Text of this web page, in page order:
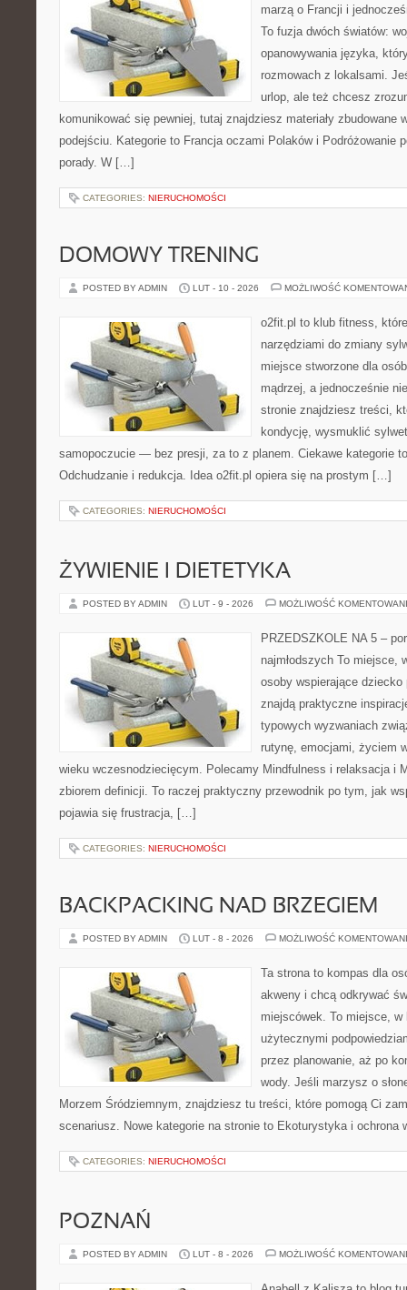
marzą o Francji i
To fuzja dwóch światów:
opanowywania języka,
rozmowach z lokalsami.
urlop, ale też chcesz
komunikować się pewniej, tutaj znajdziesz materiały zbudowane
podejściu. Kategorie to Francja oczami Polaków i Podróżowanie
porady. W […]
CATEGORIES: NIERUCHOMOŚCI
DOMOWY TRENING
POSTED BY ADMIN LUT - 10 - 2026 MOŻLIWOŚĆ
o2fit.pl to klub fitness,
narzędziami do zmiany
miejsce stworzone dla
mądrzej, a jednocześnie
stronie znajdziesz treści,
kondycję, wysmuklić
samopoczucie — bez presji, za to z planem. Ciekawe kategorie
Odchudzanie i redukcja. Idea o2fit.pl opiera się na prostym […]
CATEGORIES: NIERUCHOMOŚCI
ŻYWIENIE I DIETETYKA
POSTED BY ADMIN LUT - 9 - 2026 MOŻLIWOŚĆ
PRZEDSZKOLE NA 5 –
najmłodszych To miejsce,
osoby wspierające
znajdą praktyczne
typowych wyzwaniach
rutynę, emocjami, życiem
wieku wczesnodziecięcym. Polecamy Mindfulness i relaksacja i
zbiorem definicji. To raczej praktyczny przewodnik po tym, jak
pojawia się frustracja, […]
CATEGORIES: NIERUCHOMOŚCI
BACKPACKING NAD BRZEGIEM
POSTED BY ADMIN LUT - 8 - 2026 MOŻLIWOŚĆ
Ta strona to kompas dla
akweny i chcą odkrywać
miejscówek. To miejsce,
użytecznymi
przez planowanie, aż po
wody. Jeśli marzysz o
Morzem Śródziemnym, znajdziesz tu treści, które pomogą Ci
scenariusz. Nowe kategorie na stronie to Ekoturystyka i
CATEGORIES: NIERUCHOMOŚCI
POZNAŃ
POSTED BY ADMIN LUT - 8 - 2026 MOŻLIWOŚĆ